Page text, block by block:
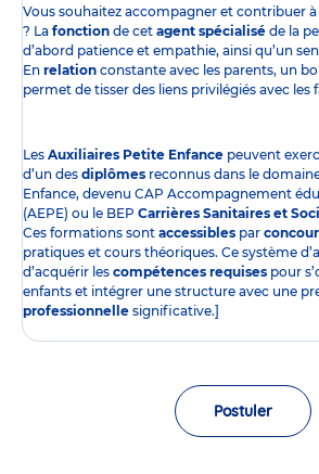
Vous souhaitez accompagner et contribuer
? La fonction de cet agent spécialisé de la
d’abord patience et empathie, ainsi qu’un
En relation constante avec les parents, un
permet de tisser des liens privilégiés avec les
Les Auxiliaires Petite Enfance peuvent
d’un des diplômes reconnus dans le
Enfance, devenu CAP Accompagnement
(AEPE) ou le BEP Carrières Sanitaires et
Ces formations sont accessibles par
pratiques et cours théoriques. Ce système
d’acquérir les compétences requises pour
enfants et intégrer une structure avec une
professionnelle significative.]
Postuler